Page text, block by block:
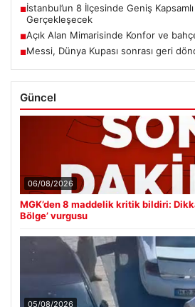
■İstanbul’un 8 İlçesinde Geniş
Gerçekleşecek
■Açık Alan Mimarisinde Konfor ve
■Messi, Dünya Kupası sonrası geri
Güncel
06/08/2026
MGK’den 8 maddelik kritik bildiri:
Bölge’ vurgusu
05/08/2026